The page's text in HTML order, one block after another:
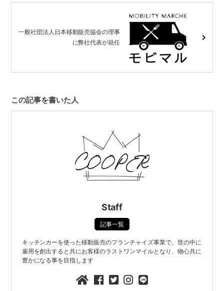
一般社団法人日本移動販売協会の理事
に弊社代表が就任
この記事を書いた人
Staff
記事一覧
キッチンカーを使った移動販売のフランチャイズ事業で、世の中に
雇用を創出すると共にお客様のラストワンマイルとなり、物心共に
豊かになる事を目指します